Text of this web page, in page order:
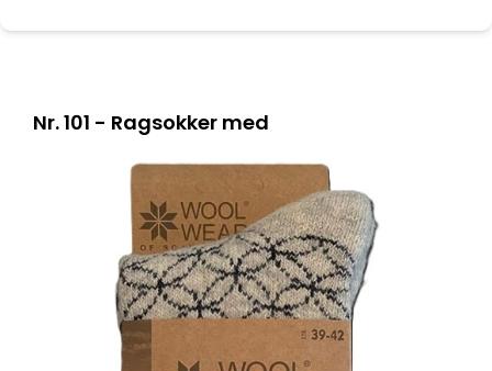
Nr. 101 - Ragsokker med